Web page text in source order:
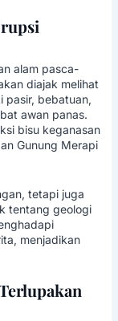
alam pasca-
diajak melihat
pasir, bebatuan,
awan panas.
bisu keganasan
Gunung Merapi
tetapi juga
tentang geologi
menjadikan